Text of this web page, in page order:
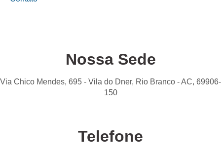
Nossa Sede
Via Chico Mendes, 695 - Vila do Dner, Rio Branco - AC, 69906-
150
Telefone